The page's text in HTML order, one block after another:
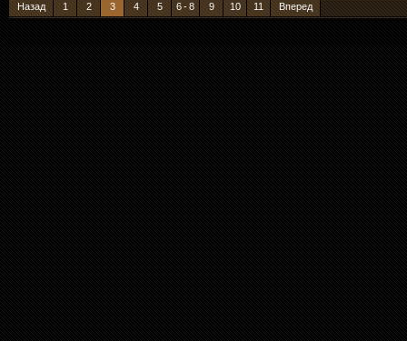
Назад 1 2 3 4 5 6 - 8 9 10 11 Вперед